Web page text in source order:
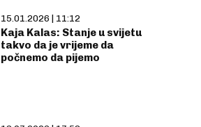
15.01.2026 | 11:12
Kaja Kalas: Stanje u svijetu
takvo da je vrijeme da
počnemo da pijemo